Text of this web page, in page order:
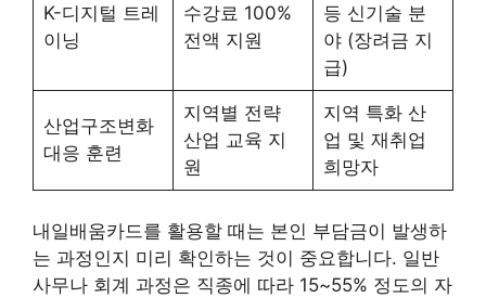
K-디지털 트레
이닝
수강료 100%
전액 지원
등 신기술 분
야 (장려금 지
급)
산업구조변화
대응 훈련
지역별 전략
산업 교육 지
원
지역 특화 산
업 및 재취업
희망자
내일배움카드를 활용할 때는 본인 부담금이 발생하
는 과정인지 미리 확인하는 것이 중요합니다. 일반
사무나 회계 과정은 직종에 따라 15~55% 정도의 자